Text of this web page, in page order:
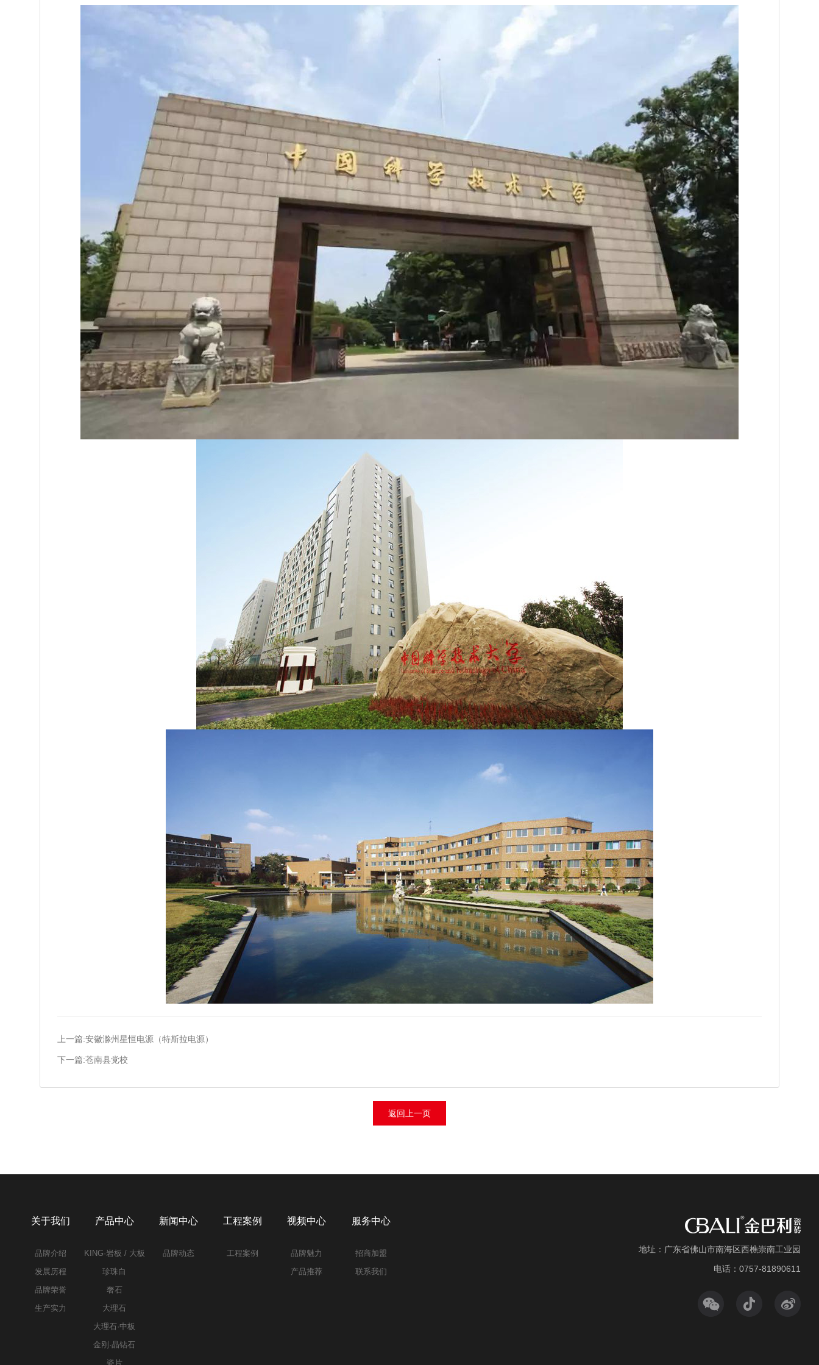
上一篇:安徽滁州星恒电源（特斯拉电源）
下一篇:苍南县党校
返回上一页
关于我们
品牌介绍
发展历程
品牌荣誉
生产实力
产品中心
KING·岩板 / 大板
珍珠白
奢石
大理石
大理石·中板
金刚·晶钻石
瓷片
新闻中心
品牌动态
工程案例
工程案例
视频中心
品牌魅力
产品推荐
服务中心
招商加盟
联系我们
地址：广东省佛山市南海区西樵崇南工业园
电话：0757-81890611